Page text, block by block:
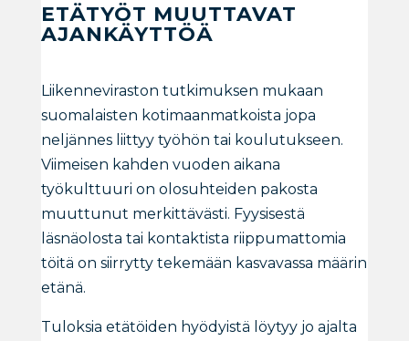
ETÄTYÖT MUUTTAVAT
AJANKÄYTTÖÄ
Liikenneviraston tutkimuksen mukaan
suomalaisten kotimaanmatkoista jopa
neljännes liittyy työhön tai koulutukseen.
Viimeisen kahden vuoden aikana
työkulttuuri on olosuhteiden pakosta
muuttunut merkittävästi. Fyysisestä
läsnäolosta tai kontaktista riippumattomia
töitä on siirrytty tekemään kasvavassa määrin
etänä.
Tuloksia etätöiden hyödyistä löytyy jo ajalta